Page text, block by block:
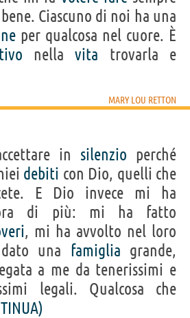
Ciascuno di noi ha una
per qualcosa nel cuore. È
nellavita trovarla e
MARY LOU RETTON
in silenzio perché
debiti con Dio, quelli che
E Dio invece mi ha
di più: mi ha fatto
, mi ha avvolto nel loro
una famiglia grande,
a me da tenerissimi e
legali. Qualcosa che